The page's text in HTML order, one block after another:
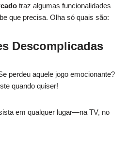
traz algumas funcionalidades
que precisa. Olha só quais são:
Descomplicadas
perdeu aquele jogo emocionante?
quando quiser!
em qualquer lugar—na TV, no